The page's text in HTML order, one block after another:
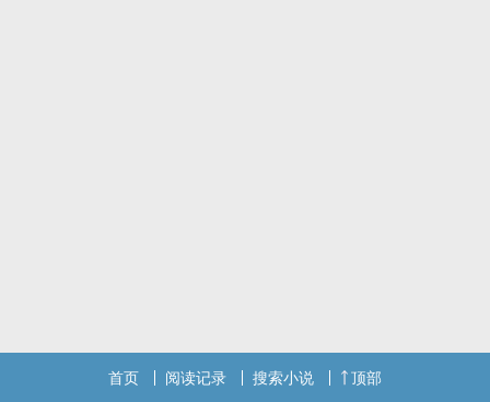
首页 阅读记录 搜索小说 顶部